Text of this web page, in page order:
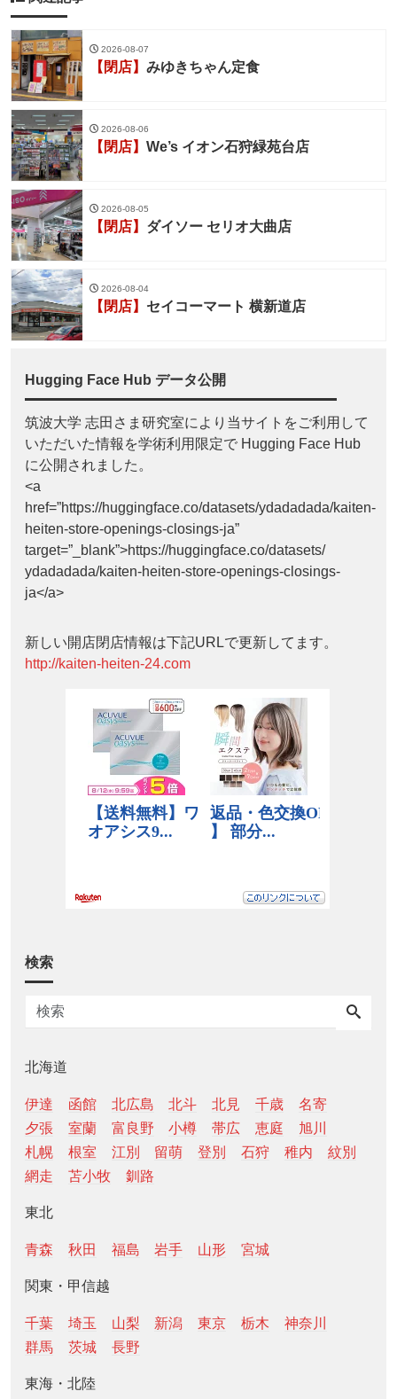
2026-08-07
【閉店】 みゆきちゃん定食
2026-08-06
【閉店】 We’s イオン石狩緑苑台店
2026-08-05
【閉店】 ダイソー セリオ大曲店
2026-08-04
【閉店】 セイコーマート 横新道店
Hugging Face Hub データ公開
筑波大学 志田さま研究室により当サイトをご利用して
いただいた情報を学術利用限定で Hugging Face Hub
に公開されました。
<a
href=”https://huggingface.co/datasets/ydadadada/kaiten-
heiten-store-openings-closings-ja”
target=”_blank”>https://huggingface.co/datasets/
ydadadada/kaiten-heiten-store-openings-closings-
ja</a>
新しい開店閉店情報は下記URLで更新してます。
http://kaiten-heiten-24.com
検索
北海道
伊達 函館 北広島 北斗 北見 千歳
名寄
夕張
室蘭 富良野 小樽 帯広 恵庭
旭川
札幌
根室 江別 留萌 登別 石狩 稚内
紋別
網走
苫小牧 釧路
東北
青森 秋田 福島 岩手 山形 宮城
関東・甲信越
千葉 埼玉 山梨 新潟 東京 栃木
神奈川
群馬
茨城 長野
東海・北陸